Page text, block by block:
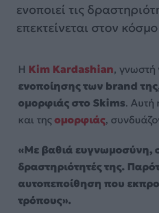
ενοποιεί τις
επεκτείνεται στον
Η Kim Kardashian, γνωστή
ενοποίησης των brand
ομορφιάς στο Skims. Αυτή
και τηςομορφιάς,
«Με βαθιά ευγνωμοσύνη,
δραστηριότητές της.
αυτοπεποίθηση που
τρόπους».